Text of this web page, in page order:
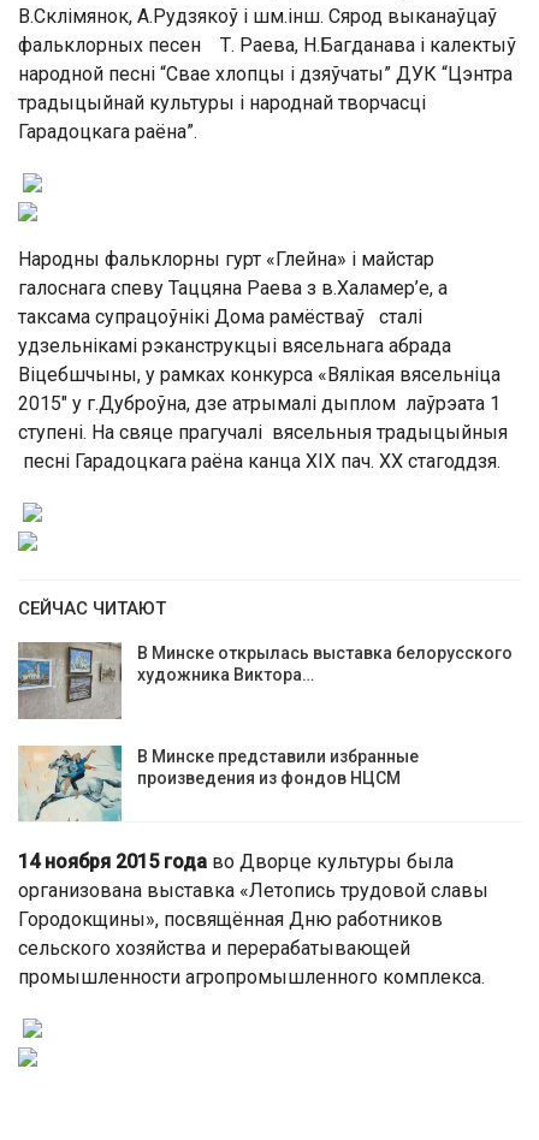
В.Склімянок, А.Рудзякоў і шм.інш. Сярод выканаўцаў
фальклорных песен Т. Раева, Н.Багданава і калектыў
народной песні “Свае хлопцы і дзяўчаты” ДУК “Цэнтра
традыцыйнай культуры і народнай творчасці
Гарадоцкага раёна”.
Народны фальклорны гурт «Глейна» і майстар
галоснага спеву Таццяна Раева з в.Халамер’е, а
таксама супрацоўнікі Дома рамёстваў сталі
удзельнікамі рэканструкцыі вясельнага абрада
Віцебшчыны, у рамках конкурса «Вялікая вясельніца
2015″ у г.Дуброўна, дзе атрымалі дыплом лаўрэата 1
ступені. На свяце прагучалі вясельныя традыцыйныя
песні Гарадоцкага раёна канца XIX пач. XX стагоддзя.
СЕЙЧАС ЧИТАЮТ
В Минске открылась выставка белорусского
художника Виктора…
В Минске представили избранные
произведения из фондов НЦСМ
14 ноября 2015 года во Дворце культуры была
организована выставка «Летопись трудовой славы
Городокщины», посвящённая Дню работников
сельского хозяйства и перерабатывающей
промышленности агропромышленного комплекса.